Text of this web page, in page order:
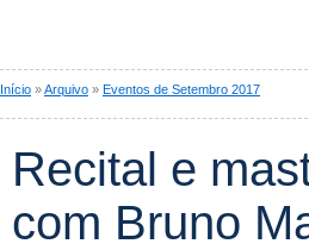
Início »Arquivo » Eventos de Setembro 2017
Recital e
com Bruno